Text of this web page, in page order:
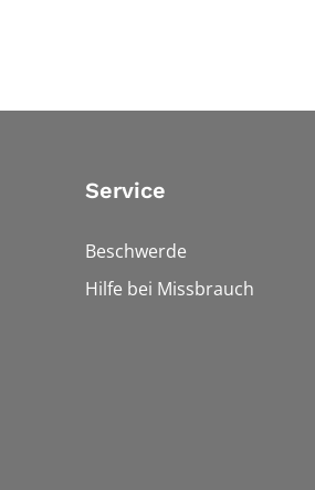
Service
Beschwerde
Hilfe bei Missbrauch